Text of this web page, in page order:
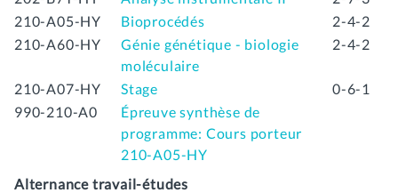
210-A05-HY
Bioprocédés
2-4-2
210-A60-HY
Génie génétique - biologie
moléculaire
2-4-2
210-A07-HY Stage
0-6-1
990-210-A0
Épreuve synthèse de
programme: Cours porteur
210-A05-HY
Alternance travail-études